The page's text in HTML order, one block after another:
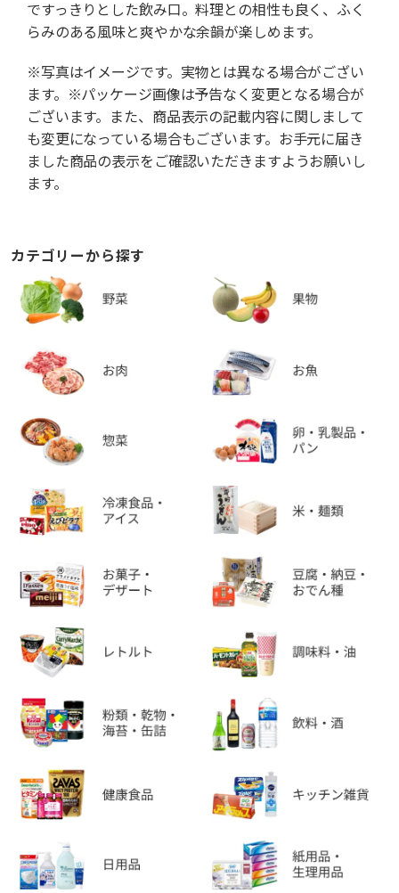
ですっきりとした飲み口。料理との相性も良く、ふく
らみのある風味と爽やかな余韻が楽しめます。
※写真はイメージです。実物とは異なる場合がござい
ます。※パッケージ画像は予告なく変更となる場合が
ございます。また、商品表示の記載内容に関しまして
も変更になっている場合もございます。お手元に届き
ました商品の表示をご確認いただきますようお願いし
ます。
カテゴリーから探す